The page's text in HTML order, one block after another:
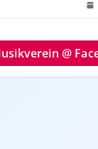
@